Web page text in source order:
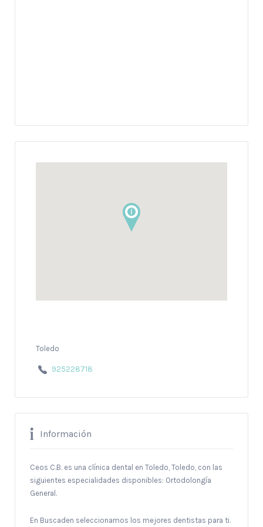
Toledo
925228718
Información
Ceos C.B. es una clínica dental en Toledo, Toledo, con las
siguientes especialidades disponibles: Ortodolongía
General.
En Buscaden seleccionamos los mejores dentistas para ti.